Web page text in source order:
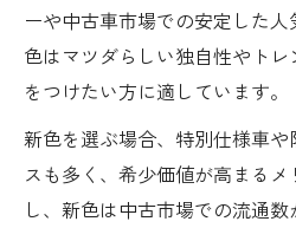
ーや中古車市場での安定した
色はマツダらしい独自性やト
をつけたい方に適しています。
新色を選ぶ場合、特別仕様車
スも多く、希少価値が高まる
し、新色は中古市場での流通